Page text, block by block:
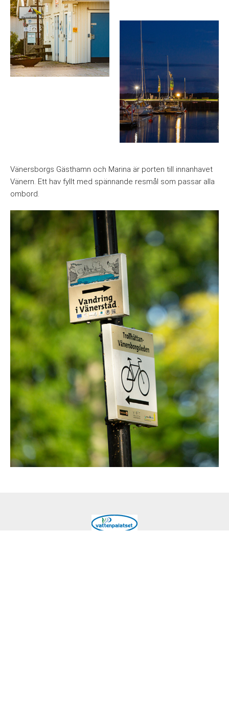
Vänersborgs Gästhamn och Marina är porten till innanhavet
Vänern. Ett hav fyllt med spännande resmål som passar alla
ombord.